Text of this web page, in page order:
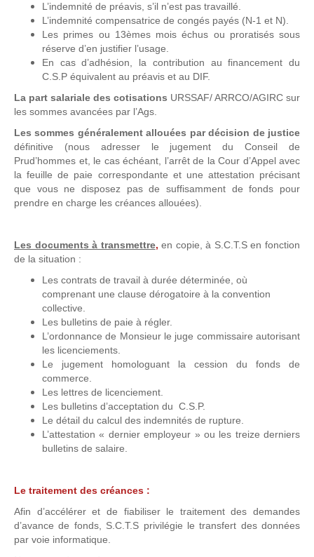
L’indemnité de préavis, s’il n’est pas travaillé.
L’indemnité compensatrice de congés payés (N-1 et N).
Les primes ou 13èmes mois échus ou proratisés sous
réserve d’en justifier l’usage.
En cas d’adhésion, la contribution au financement du
C.S.P équivalent au préavis et au DIF.
La part salariale des cotisations URSSAF/ ARRCO/AGIRC sur
les sommes avancées par l’Ags.
Les sommes généralement allouées par décision de justice
définitive (nous adresser le jugement du Conseil de
Prud’hommes et, le cas échéant, l’arrêt de la Cour d’Appel avec
la feuille de paie correspondante et une attestation précisant
que vous ne disposez pas de suffisamment de fonds pour
prendre en charge les créances allouées).
Les documents à transmettre, en copie, à S.C.T.S en fonction
de la situation :
Les contrats de travail à durée déterminée, où
comprenant une clause dérogatoire à la convention
collective.
Les bulletins de paie à régler.
L’ordonnance de Monsieur le juge commissaire autorisant
les licenciements.
Le jugement homologuant la cession du fonds de
commerce.
Les lettres de licenciement.
Les bulletins d’acceptation du C.S.P.
Le détail du calcul des indemnités de rupture.
L’attestation « dernier employeur » ou les treize derniers
bulletins de salaire.
Le traitement des créances :
Afin d’accélérer et de fiabiliser le traitement des demandes
d’avance de fonds, S.C.T.S privilégie le transfert des données
par voie informatique.